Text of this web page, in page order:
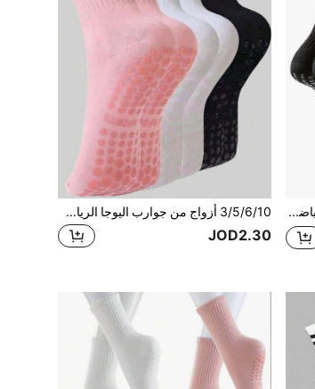
1/3/4/5/6/10 أزواج جوارب رياضية موحدة الجنس لكرة القدم، مناسبة للجري وكرة القدم وكرة السلة واللياقة البدنية ومختلف سيناريوهات التمرين 3/5/6/10 أزواج من جوارب اليوجا الرياضية متوسطة الطول للرجال والنساء، عشوائية، جوارب بيلاتس مع قبضة لليوجا النسائية جوارب طاقم غير قابلة للانزلاق لتمارين البار جوارب شبشب
JOD2.30